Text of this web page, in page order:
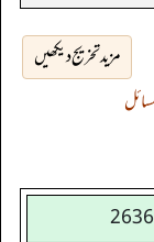
مزید تخریج دیکھیں